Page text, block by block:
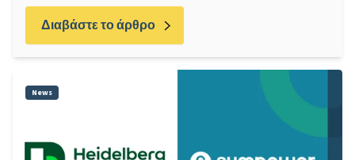
Διαβάστε το άρθρο
News